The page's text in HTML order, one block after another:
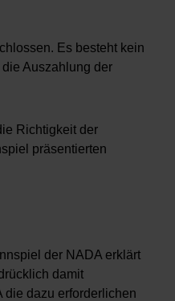
Es besteht kein
Auszahlung der
Richtigkeit der
präsentierten
der NADA erklärt
damit
die dazu erforderlichen